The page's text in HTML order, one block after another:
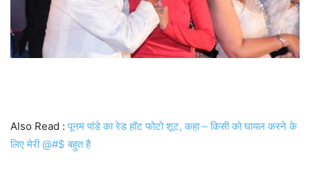
Also Read :पूनम पांडे का रेड हॉट फोटो शूट, कहा – किसी को घायल करने के
लिए मेरी @#$ बहुत है